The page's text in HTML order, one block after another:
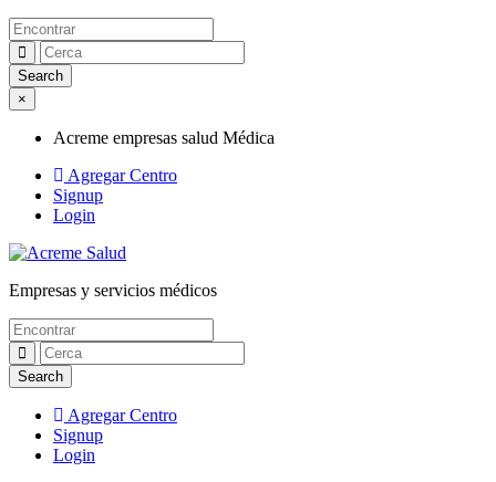
×
Acreme empresas salud Médica
Agregar Centro
Signup
Login
Acreme empresas salud Médica
Empresas y servicios médicos
Agregar Centro
Signup
Login